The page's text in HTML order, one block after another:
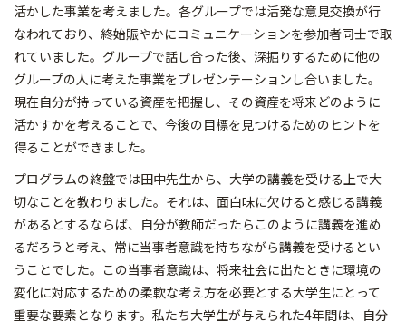
活かした事業を考えました。各グループでは活発な意見交換が行
なわれており、終始賑やかにコミュニケーションを参加者同士で取
れていました。グループで話し合った後、深掘りするために他の
グループの人に考えた事業をプレゼンテーションし合いました。
現在自分が持っている資産を把握し、その資産を将来どのように
活かすかを考えることで、今後の目標を見つけるためのヒントを
得ることができました。
プログラムの終盤では田中先生から、大学の講義を受ける上で大
切なことを教わりました。それは、面白味に欠けると感じる講義
があるとするならば、自分が教師だったらこのように講義を進め
るだろうと考え、常に当事者意識を持ちながら講義を受けるとい
うことでした。この当事者意識は、将来社会に出たときに環境の
変化に対応するための柔軟な考え方を必要とする大学生にとって
重要な要素となります。私たち大学生が与えられた4年間は、自分